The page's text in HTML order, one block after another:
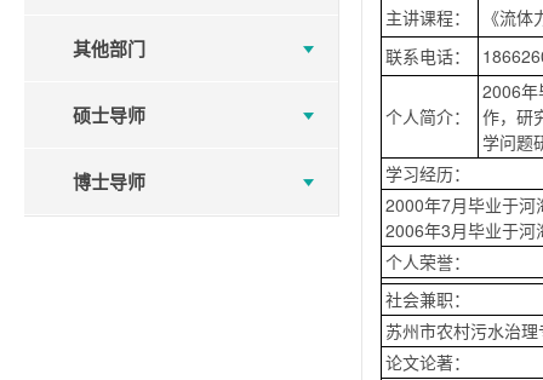
其他部门
硕士导师
博士导师
主讲课程：
《流
联系电话：
个人简介：
2006年
作，研
学问题
学习经历：
2000年7月毕业于河
2006年3月毕业于河
个人荣誉：
社会兼职：
苏州市农村污水治
论文论著：